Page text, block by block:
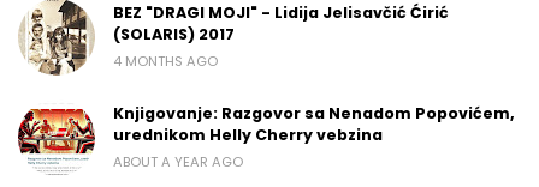
BEZ "DRAGI MOJI" - Lidija Jelisavčić Ćirić
(SOLARIS) 2017
4 MONTHS AGO
Knjigovanje: Razgovor sa Nenadom Popovićem,
urednikom Helly Cherry vebzina
ABOUT A YEAR AGO